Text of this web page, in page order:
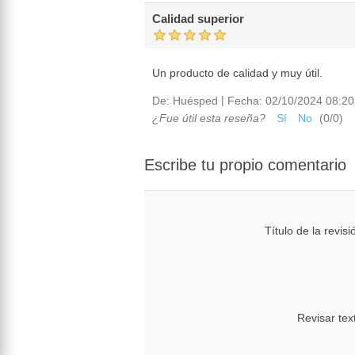
Calidad superior
Un producto de calidad y muy útil.
De: Huésped | Fecha: 02/10/2024
¿Fue útil esta reseña?
Sí No (0/0)
Escribe tu propio comentario
Título de la
Revisar